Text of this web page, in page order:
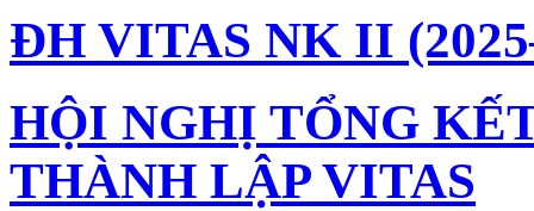
ĐH VITAS NK II
HỘI NGHỊ TỔNG
THÀNH LẬP VITAS